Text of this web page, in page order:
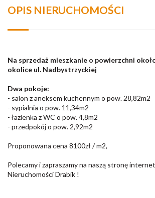
OPIS NIERUCHOMOŚCI
Na sprzedaż mieszkanie o powierzchni
okolice ul. Nadbystrzyckiej
Dwa pokoje:
- salon z aneksem kuchennym o pow. 28,82m2
- sypialnia o pow. 11,34m2
- łazienka z WC o pow. 4,8m2
- przedpokój o pow. 2,92m2
Proponowana cena 8100zł / m2,
Polecamy i zapraszamy na naszą stronę
Nieruchomości Drabik !